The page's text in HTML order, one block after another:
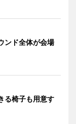
ンド全体が会場
る椅子も用意す